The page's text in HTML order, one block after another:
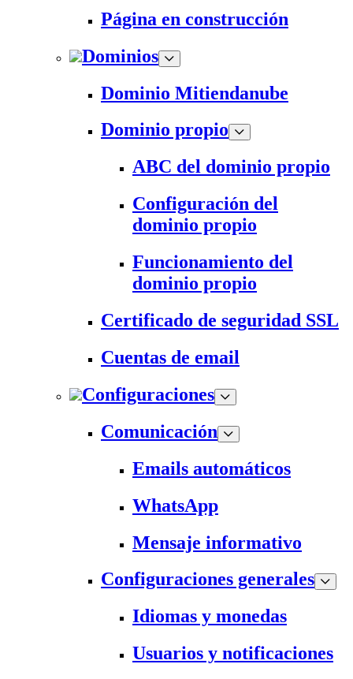
Página en construcción
Dominios
Dominio Mitiendanube
Dominio propio
ABC del dominio propio
Configuración del
dominio propio
Funcionamiento del
dominio propio
Certificado de seguridad SSL
Cuentas de email
Configuraciones
Comunicación
Emails automáticos
WhatsApp
Mensaje informativo
Configuraciones generales
Idiomas y monedas
Usuarios y notificaciones